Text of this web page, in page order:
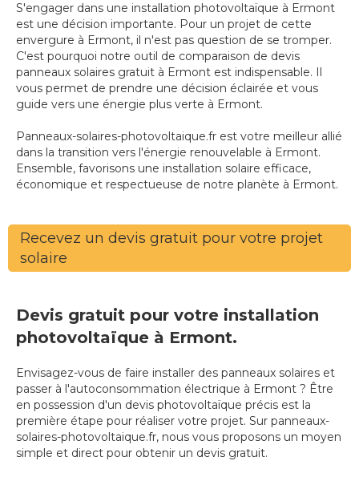
S'engager dans une installation photovoltaïque à Ermont
est une décision importante. Pour un projet de cette
envergure à Ermont, il n'est pas question de se tromper.
C'est pourquoi notre outil de comparaison de devis
panneaux solaires gratuit à Ermont est indispensable. Il
vous permet de prendre une décision éclairée et vous
guide vers une énergie plus verte à Ermont.
Panneaux-solaires-photovoltaique.fr est votre meilleur allié
dans la transition vers l'énergie renouvelable à Ermont.
Ensemble, favorisons une installation solaire efficace,
économique et respectueuse de notre planète à Ermont.
Recevez un devis gratuit pour votre projet
solaire
Devis gratuit pour votre installation
photovoltaïque à Ermont.
Envisagez-vous de faire installer des panneaux solaires et
passer à l'autoconsommation électrique à Ermont ? Être
en possession d'un devis photovoltaïque précis est la
première étape pour réaliser votre projet. Sur panneaux-
solaires-photovoltaique.fr, nous vous proposons un moyen
simple et direct pour obtenir un devis gratuit.